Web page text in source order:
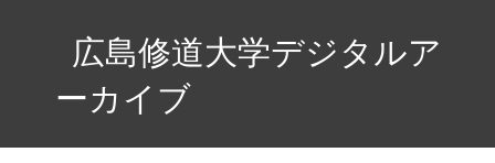
広島修道大学デジタルア
ーカイブ